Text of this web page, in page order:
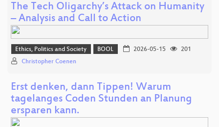
The Tech Oligarchy’s Attack on Humanity
– Analysis and Call to Action
Ethics, Politics and Society BOOL 2026-05-15
201
Christopher Coenen
Erst denken, dann Tippen! Warum
tagelanges Coden Stunden an Planung
ersparen kann.